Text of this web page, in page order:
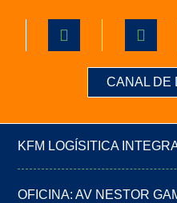
CANAL DE
KFM LOGÍSITICA
OFICINA: AV NESTOR